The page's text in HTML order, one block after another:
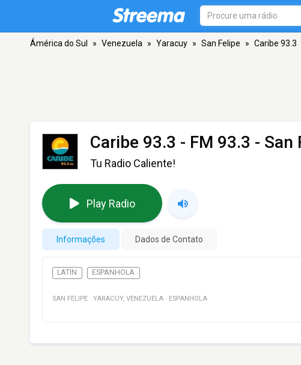
Ámérica do Sul » Venezuela » Yaracuy » San Felipe » Caribe 93.3
Caribe 93.3 - FM 93.3 - San
Tu Radio Caliente!
Play Radio
Informações Dados de Contato
LATIN ESPANHOLA
SAN FELIPE · YARACUY, VENEZUELA · ESPANHOLA